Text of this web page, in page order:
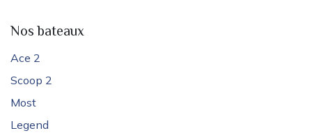
Nos bateaux
Ace 2
Scoop 2
Most
Legend